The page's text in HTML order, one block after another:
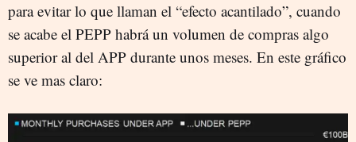
para evitar lo que llaman el “efecto acantilado”, cuando
se acabe el PEPP habrá un volumen de compras algo
superior al del APP durante unos meses. En este gráfico
se ve mas claro: